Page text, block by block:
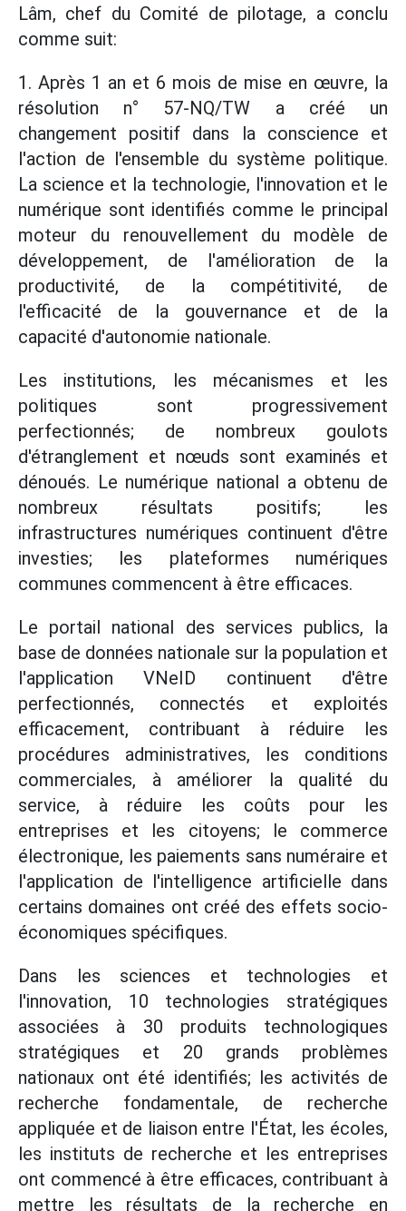
Lâm, chef du Comité de pilotage, a conclu
comme suit:
1. Après 1 an et 6 mois de mise en œuvre, la
résolution n° 57-NQ/TW a créé un
changement positif dans la conscience et
l'action de l'ensemble du système politique.
La science et la technologie, l'innovation et le
numérique sont identifiés comme le principal
moteur du renouvellement du modèle de
développement, de l'amélioration de la
productivité, de la compétitivité, de
l'efficacité de la gouvernance et de la
capacité d'autonomie nationale.
Les institutions, les mécanismes et les
politiques sont progressivement
perfectionnés; de nombreux goulots
d'étranglement et nœuds sont examinés et
dénoués. Le numérique national a obtenu de
nombreux résultats positifs; les
infrastructures numériques continuent d'être
investies; les plateformes numériques
communes commencent à être efficaces.
Le portail national des services publics, la
base de données nationale sur la population et
l'application VNeID continuent d'être
perfectionnés, connectés et exploités
efficacement, contribuant à réduire les
procédures administratives, les conditions
commerciales, à améliorer la qualité du
service, à réduire les coûts pour les
entreprises et les citoyens; le commerce
électronique, les paiements sans numéraire et
l'application de l'intelligence artificielle dans
certains domaines ont créé des effets socio-
économiques spécifiques.
Dans les sciences et technologies et
l'innovation, 10 technologies stratégiques
associées à 30 produits technologiques
stratégiques et 20 grands problèmes
nationaux ont été identifiés; les activités de
recherche fondamentale, de recherche
appliquée et de liaison entre l'État, les écoles,
les instituts de recherche et les entreprises
ont commencé à être efficaces, contribuant à
mettre les résultats de la recherche en